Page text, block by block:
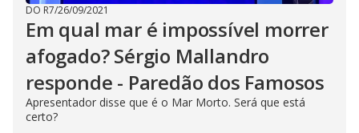
DO R7/26/09/2021
Em qual mar é impossível morrer
afogado? Sérgio Mallandro
responde - Paredão dos Famosos
Apresentador disse que é o Mar Morto. Será que está
certo?